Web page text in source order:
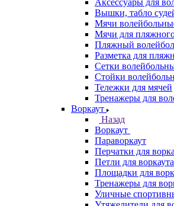
Аксессуары для
Вышки, табло
Мячи
Мячи для
Пляжный волейбол
Разметка для
Сетки
Стойки
Тележки для мячей
Тренажеры для
Воркаут
Назад
Воркаут
Параворкаут
Перчатки для
Петли для воркаута
Площадки для
Тренажеры для
Уличные